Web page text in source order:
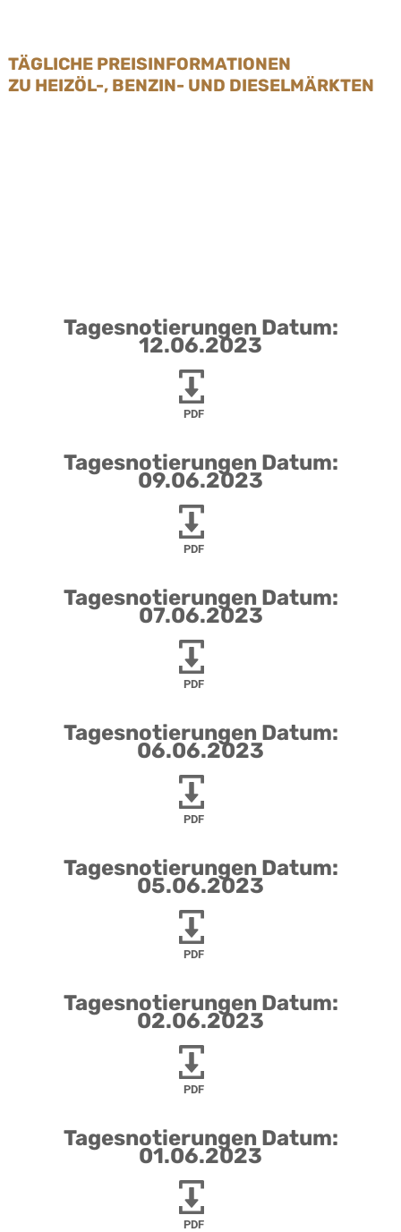
TÄGLICHE PREISINFORMATIONEN
ZU HEIZÖL-, BENZIN- UND DIESELMÄRKTEN
Tagesnotierungen Datum:
12.06.2023
PDF
Tagesnotierungen Datum:
09.06.2023
PDF
Tagesnotierungen Datum:
07.06.2023
PDF
Tagesnotierungen Datum:
06.06.2023
PDF
Tagesnotierungen Datum:
05.06.2023
PDF
Tagesnotierungen Datum:
02.06.2023
PDF
Tagesnotierungen Datum:
01.06.2023
PDF